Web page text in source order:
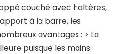
couché avec haltères,
à la barre, les
avantages : > La
puisque les mains